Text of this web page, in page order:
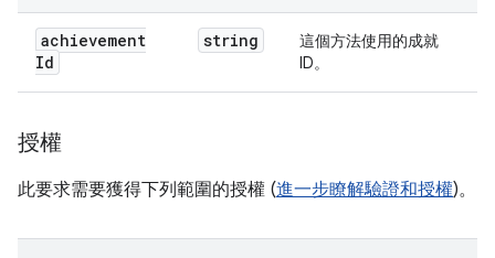
achievement
Id
string
這個方法使用的成就
ID。
授權
此要求需要獲得下列範圍的授權 (進一步瞭解驗證和授權)。